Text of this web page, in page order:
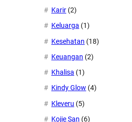
Karir (2)
Keluarga (1)
Kesehatan (18)
Keuangan (2)
Khalisa (1)
Kindy Glow (4)
Kleveru (5)
Kojie San (6)